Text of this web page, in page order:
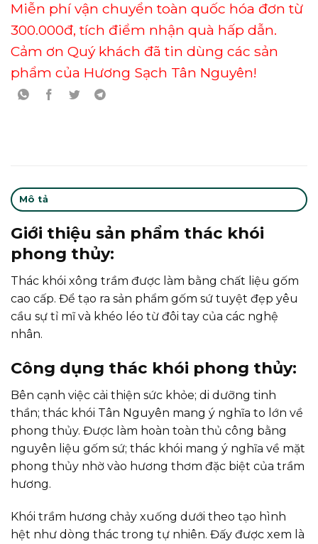
Miễn phí vận chuyển toàn quốc hóa đơn từ
300.000đ, tích điểm nhận quà hấp dẫn.
Cảm ơn Quý khách đã tin dùng các sản
phẩm của Hương Sạch Tân Nguyên!
Mô tả
Giới thiệu sản phẩm thác khói
phong thủy:
Thác khói xông trầm được làm bằng chất liệu gốm
cao cấp. Để tạo ra sản phẩm gốm sứ tuyệt đẹp yêu
cầu sự tỉ mĩ và khéo léo từ đôi tay của các nghệ
nhân.
Công dụng thác khói phong thủy:
Bên cạnh việc cải thiện sức khỏe; di dưỡng tinh
thần; thác khói Tân Nguyên mang ý nghĩa to lớn về
phong thủy. Được làm hoàn toàn thủ công bằng
nguyên liệu gốm sứ; thác khói mang ý nghĩa về mặt
phong thủy nhờ vào hương thơm đặc biệt của trầm
hương.
Khói trầm hương chảy xuống dưới theo tạo hình
hệt như dòng thác trong tự nhiên. Đấy được xem là